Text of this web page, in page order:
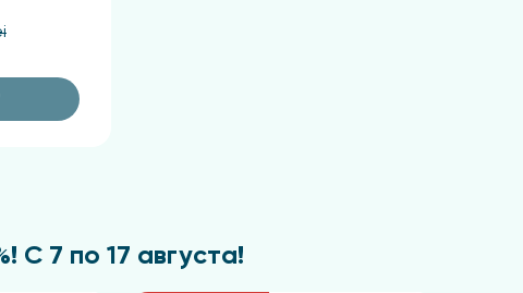
С 7 по 17 августа!